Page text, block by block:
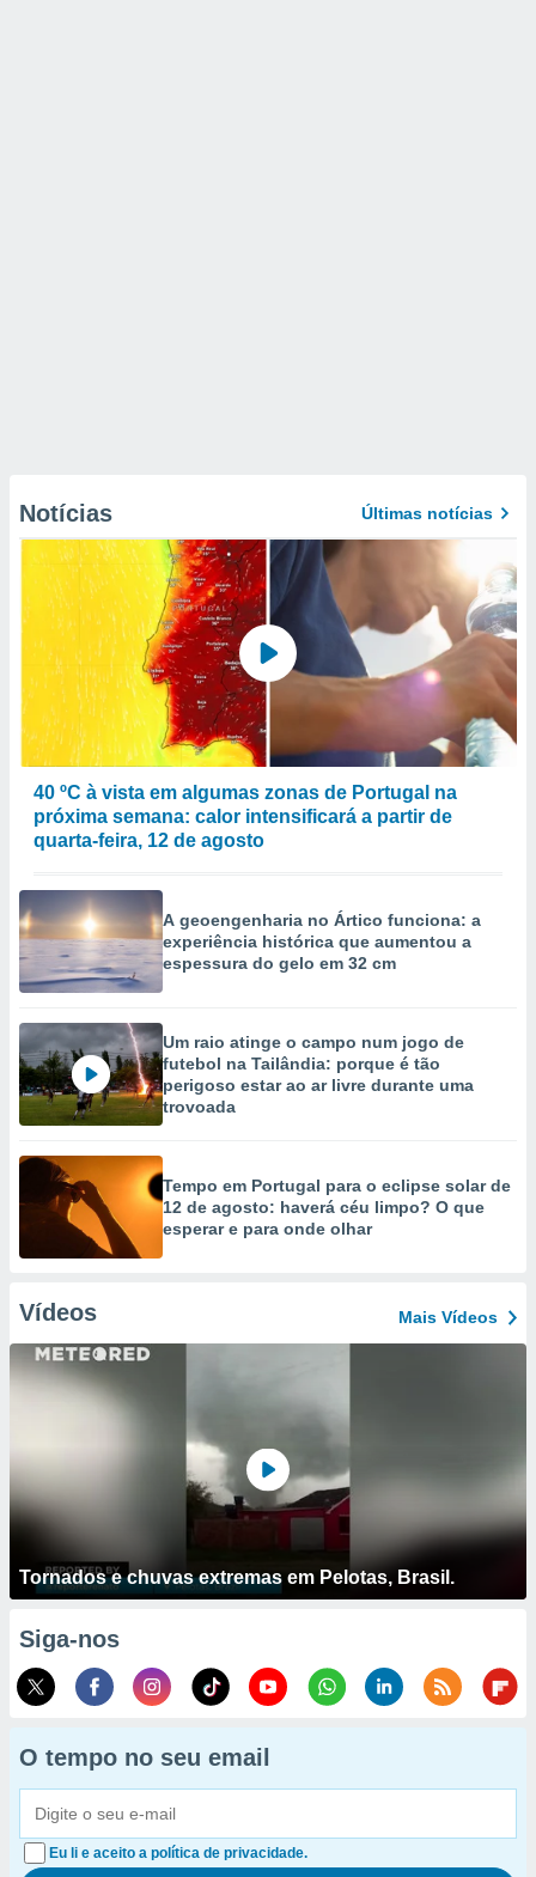
Notícias Últimas notícias
40 ºC à vista em algumas zonas de Portugal na
próxima semana: calor intensificará a partir de
quarta-feira, 12 de agosto
A geoengenharia no Ártico funciona: a
experiência histórica que aumentou a
espessura do gelo em 32 cm
Um raio atinge o campo num jogo de
futebol na Tailândia: porque é tão
perigoso estar ao ar livre durante uma
trovoada
Tempo em Portugal para o eclipse solar de
12 de agosto: haverá céu limpo? O que
esperar e para onde olhar
Vídeos Mais Vídeos
Tornados e chuvas extremas em Pelotas, Brasil.
Siga-nos
O tempo no seu email
Eu li e aceito a política de privacidade.